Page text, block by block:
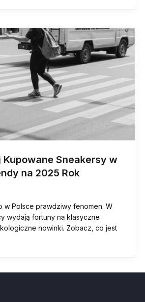
Kupowane Sneakersy w
na 2025 Rok
w Polsce prawdziwy fenomen. W
wydają fortuny na klasyczne
nowinki. Zobacz, co jest